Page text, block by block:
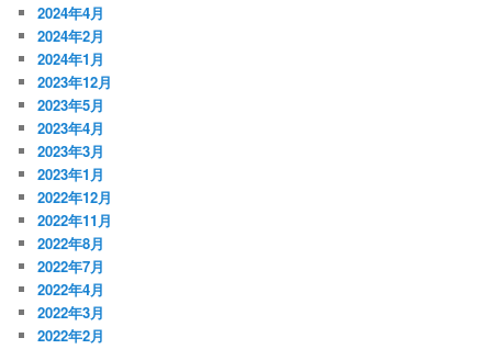
2024年4月
2024年2月
2024年1月
2023年12月
2023年5月
2023年4月
2023年3月
2023年1月
2022年12月
2022年11月
2022年8月
2022年7月
2022年4月
2022年3月
2022年2月